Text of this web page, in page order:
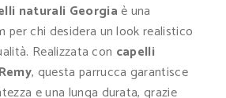
naturali Georgiaè una
per chi desidera un look realistico
Realizzata con capelli
, questa parrucca garantisce
e una lunga durata, grazie